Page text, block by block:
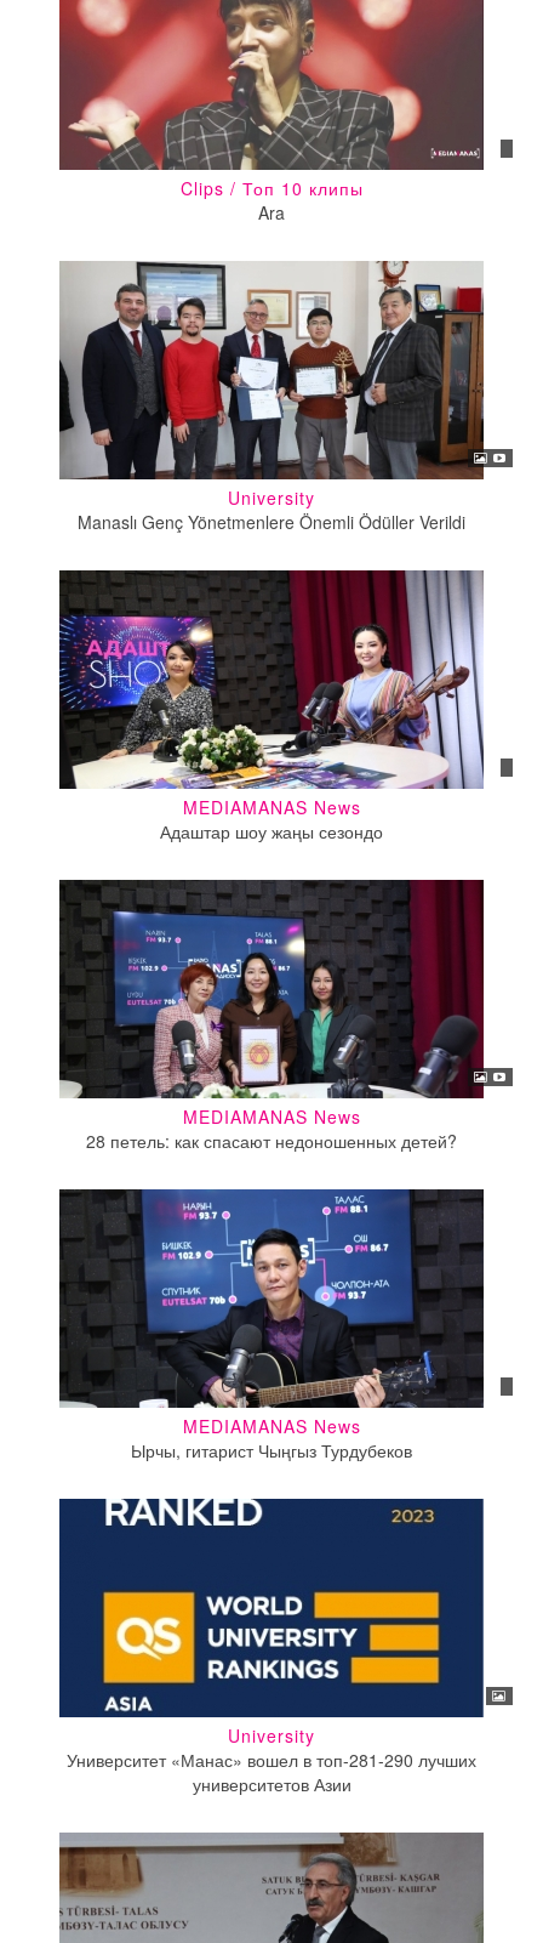
Clips / Топ 10 клипы
Ara
University
Manaslı Genç Yönetmenlere Önemli Ödüller Verildi
MEDIAMANAS News
Адаштар шоу жаңы сезондо
MEDIAMANAS News
28 петель: как спасают недоношенных детей?
MEDIAMANAS News
Ырчы, гитарист Чыңгыз Турдубеков
University
Университет «Манас» вошел в топ-281-290 лучших
университетов Азии